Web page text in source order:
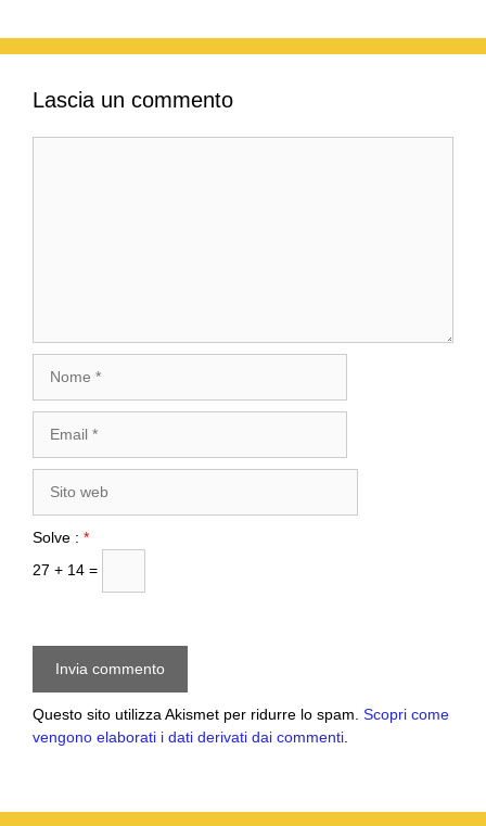
Lascia un commento
web
Solve : *
27 + 14 =
Questo sito utilizza Akismet per ridurre lo spam. Scopri come
vengono elaborati i dati derivati dai commenti.